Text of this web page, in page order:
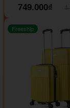
749.000₫
Freeship